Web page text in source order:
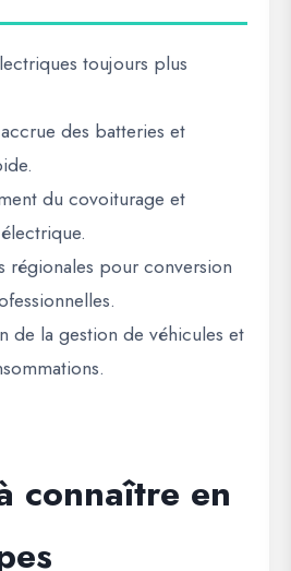
toujours plus
des batteries et
du covoiturage et
régionales pour conversion
de la gestion de véhicules et
connaître en